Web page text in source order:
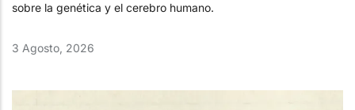
sobre la genética y el cerebro humano.
3 Agosto, 2026